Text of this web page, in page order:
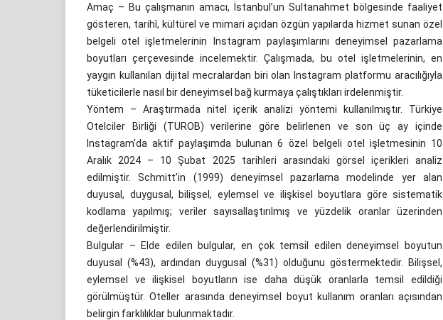
Amaç – Bu çalışmanın amacı, İstanbul’un Sultanahmet bölgesinde faaliyet
gösteren, tarihî, kültürel ve mimari açıdan özgün yapılarda hizmet sunan özel
belgeli otel işletmelerinin Instagram paylaşımlarını deneyimsel pazarlama
boyutları çerçevesinde incelemektir. Çalışmada, bu otel işletmelerinin, en
yaygın kullanılan dijital mecralardan biri olan Instagram platformu aracılığıyla
tüketicilerle nasıl bir deneyimsel bağ kurmaya çalıştıkları irdelenmiştir.
Yöntem – Araştırmada nitel içerik analizi yöntemi kullanılmıştır. Türkiye
Otelciler Birliği (TUROB) verilerine göre belirlenen ve son üç ay içinde
Instagram'da aktif paylaşımda bulunan 6 özel belgeli otel işletmesinin 10
Aralık 2024 – 10 Şubat 2025 tarihleri arasındaki görsel içerikleri analiz
edilmiştir. Schmitt’in (1999) deneyimsel pazarlama modelinde yer alan
duyusal, duygusal, bilişsel, eylemsel ve ilişkisel boyutlara göre sistematik
kodlama yapılmış; veriler sayısallaştırılmış ve yüzdelik oranlar üzerinden
değerlendirilmiştir.
Bulgular – Elde edilen bulgular, en çok temsil edilen deneyimsel boyutun
duyusal (%43), ardından duygusal (%31) olduğunu göstermektedir. Bilişsel,
eylemsel ve ilişkisel boyutların ise daha düşük oranlarla temsil edildiği
görülmüştür. Oteller arasında deneyimsel boyut kullanım oranları açısından
belirgin farklılıklar bulunmaktadır.